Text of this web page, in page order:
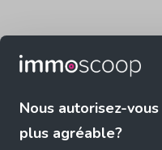
Nous autorisez-
plus agréable?